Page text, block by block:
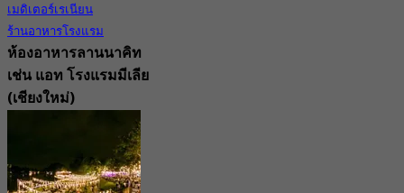
เมดิเตอร์เรเนียน
ร้านอาหารโรงแรม
ห้องอาหารลานนาคิท
เช่น แอท โรงแรมมีเลีย
(เชียงใหม่)
จาก฿ 799